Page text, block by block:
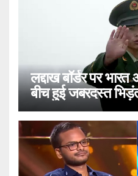
लद्दाख बॉर्डर पर
बीच हुई जबरदस्त